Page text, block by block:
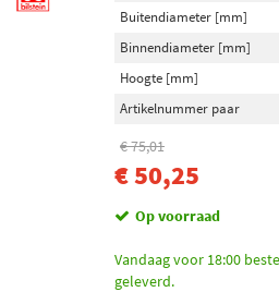
Buitendiameter [mm]
Binnendiameter [mm]
Hoogte [mm]
Artikelnummer paar
€ 75,01
€ 50,25
Op voorraad
Vandaag voor 18:00
geleverd.